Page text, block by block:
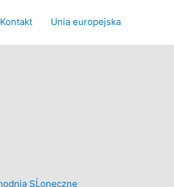
Kontakt Unia europejska